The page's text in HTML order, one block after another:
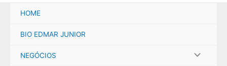
HOME
BIO EDMAR JUNIOR
NEGÓCIOS